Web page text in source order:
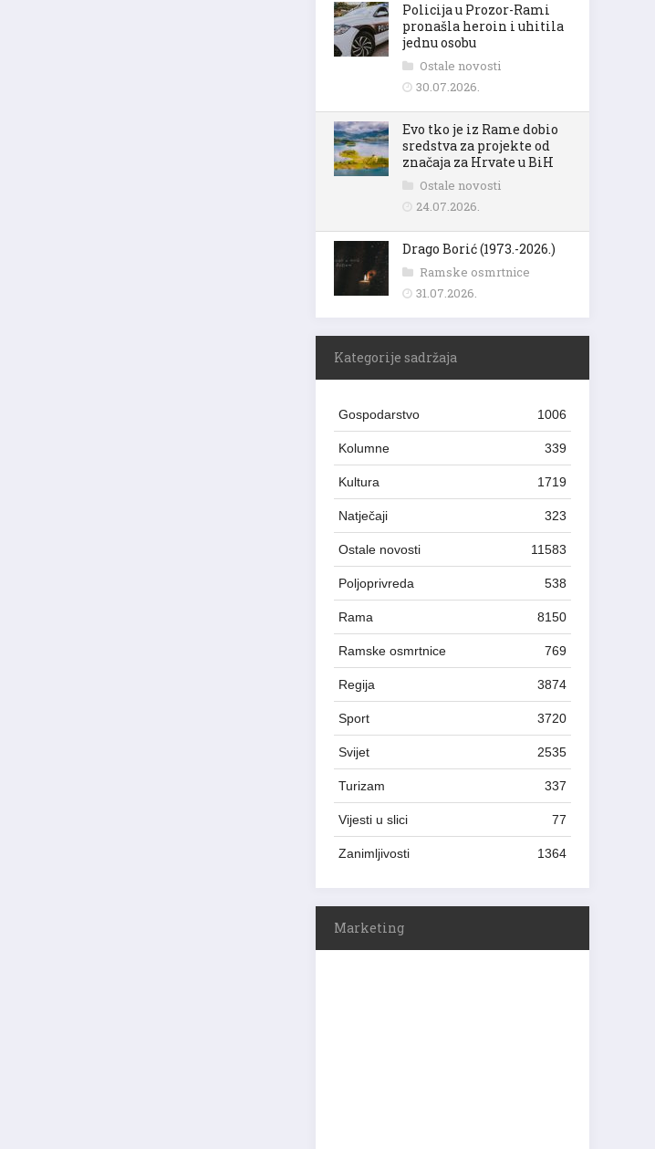
Policija u Prozor-Rami
pronašla heroin i uhitila
jednu osobu
Ostale novosti
30.07.2026.
Evo tko je iz Rame dobio
sredstva za projekte od
značaja za Hrvate u BiH
Ostale novosti
24.07.2026.
Drago Borić (1973.-2026.)
Ramske osmrtnice
31.07.2026.
Kategorije sadržaja
Gospodarstvo 1006
Kolumne 339
Kultura 1719
Natječaji 323
Ostale novosti 11583
Poljoprivreda 538
Rama 8150
Ramske osmrtnice 769
Regija 3874
Sport 3720
Svijet 2535
Turizam 337
Vijesti u slici 77
Zanimljivosti 1364
Marketing